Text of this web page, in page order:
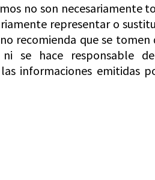
no son necesariamente
representar o
recomienda que se tomen
se hace responsable de
informaciones emitidas